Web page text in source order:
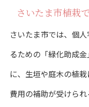
さいたま市植栽
さいたま市では、個
るための「緑化助成
に、生垣や庭木の植
費用の補助が受けら